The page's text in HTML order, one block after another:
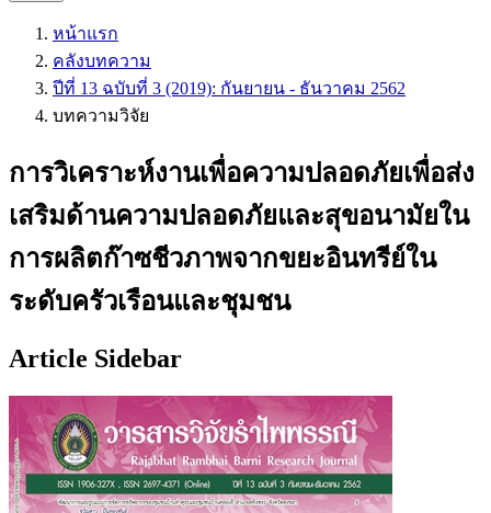
หน้าแรก
คลังบทความ
ปีที่ 13 ฉบับที่ 3 (2019): กันยายน - ธันวาคม 2562
บทความวิจัย
การวิเคราะห์งานเพื่อความปลอดภัยเพื่อส่ง
เสริมด้านความปลอดภัยและสุขอนามัยใน
การผลิตก๊าซชีวภาพจากขยะอินทรีย์ใน
ระดับครัวเรือนและชุมชน
Article Sidebar